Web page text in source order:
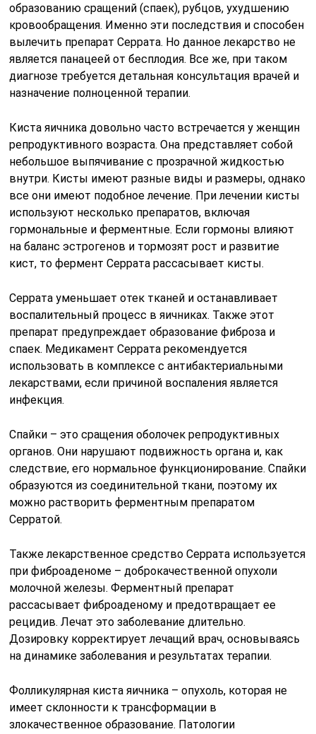
образованию сращений (спаек), рубцов, ухудшению
кровообращения. Именно эти последствия и способен
вылечить препарат Серрата. Но данное лекарство не
является панацеей от бесплодия. Все же, при таком
диагнозе требуется детальная консультация врачей и
назначение полноценной терапии.
Киста яичника довольно часто встречается у женщин
репродуктивного возраста. Она представляет собой
небольшое выпячивание с прозрачной жидкостью
внутри. Кисты имеют разные виды и размеры, однако
все они имеют подобное лечение. При лечении кисты
используют несколько препаратов, включая
гормональные и ферментные. Если гормоны влияют
на баланс эстрогенов и тормозят рост и развитие
кист, то фермент Серрата рассасывает кисты.
Серрата уменьшает отек тканей и останавливает
воспалительный процесс в яичниках. Также этот
препарат предупреждает образование фиброза и
спаек. Медикамент Серрата рекомендуется
использовать в комплексе с антибактериальными
лекарствами, если причиной воспаления является
инфекция.
Спайки – это сращения оболочек репродуктивных
органов. Они нарушают подвижность органа и, как
следствие, его нормальное функционирование. Спайки
образуются из соединительной ткани, поэтому их
можно растворить ферментным препаратом
Серратой.
Также лекарственное средство Серрата используется
при фиброаденоме – доброкачественной опухоли
молочной железы. Ферментный препарат
рассасывает фиброаденому и предотвращает ее
рецидив. Лечат это заболевание длительно.
Дозировку корректирует лечащий врач, основываясь
на динамике заболевания и результатах терапии.
Фолликулярная киста яичника – опухоль, которая не
имеет склонности к трансформации в
злокачественное образование. Патологии